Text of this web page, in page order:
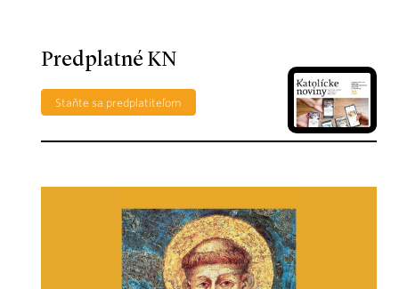
Predplatné KN
Staňte sa predplatiteľom